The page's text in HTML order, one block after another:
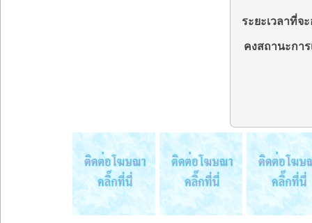
ระยะเวลาที่จ
คงสถานะกา